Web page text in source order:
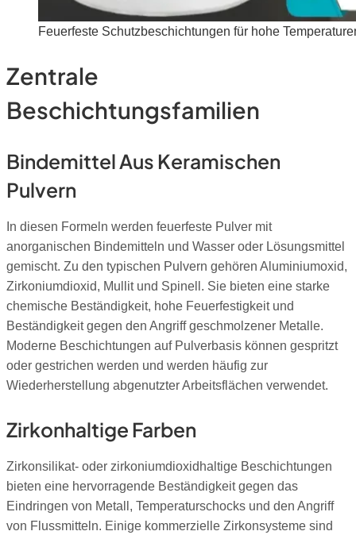
Feuerfeste Schutzbeschichtungen für hohe
Zentrale
Beschichtungsfamilien
Bindemittel Aus Keramischen
Pulvern
In diesen Formeln werden feuerfeste Pulver mit
anorganischen Bindemitteln und Wasser oder Lösungsmittel
gemischt. Zu den typischen Pulvern gehören Aluminiumoxid,
Zirkoniumdioxid, Mullit und Spinell. Sie bieten eine starke
chemische Beständigkeit, hohe Feuerfestigkeit und
Beständigkeit gegen den Angriff geschmolzener Metalle.
Moderne Beschichtungen auf Pulverbasis können gespritzt
oder gestrichen werden und werden häufig zur
Wiederherstellung abgenutzter Arbeitsflächen verwendet.
Zirkonhaltige Farben
Zirkonsilikat- oder zirkoniumdioxidhaltige Beschichtungen
bieten eine hervorragende Beständigkeit gegen das
Eindringen von Metall, Temperaturschocks und den Angriff
von Flussmitteln. Einige kommerzielle Zirkonsysteme sind